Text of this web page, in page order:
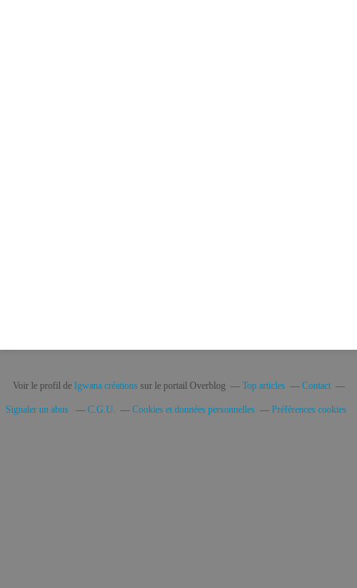
Voir le profil de Igwana créationssur le portail Overblog Top articles Contact
Signaler un abus C.G.U. Cookies et données personnelles Préférences cookies